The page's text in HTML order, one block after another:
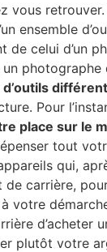
vous
ensemble
de celui d’un
différent
Pour
place sur le
tout
qui,
de carrière,
votre
d’acheter
plutôt votre